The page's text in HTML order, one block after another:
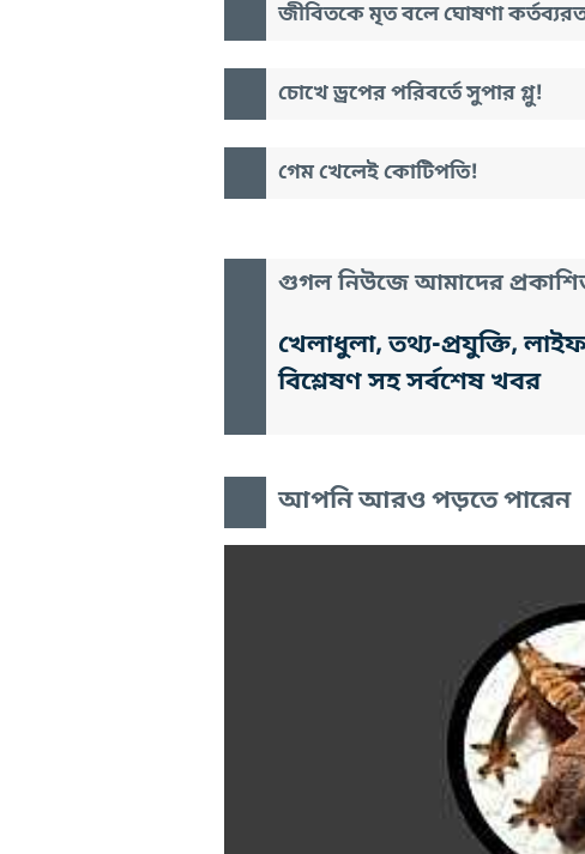
জীবিতকে মৃত বলে ঘোষণা
চোখে ড্রপের পরিবর্তে সুপার গ্লু!
গেম খেলেই কোটিপতি!
গুগল নিউজে আমাদের
খেলাধুলা, তথ্য-প্রযুক্তি,
বিশ্লেষণ সহ সর্বশেষ খবর
আপনি আরও পড়তে পারেন